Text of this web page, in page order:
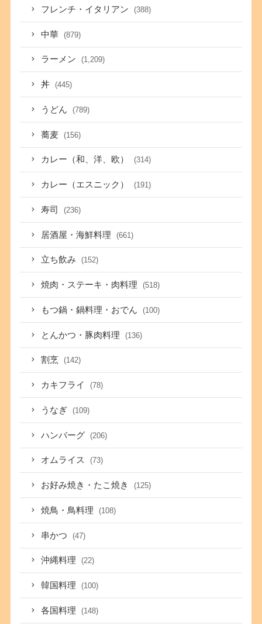
フレンチ・イタリアン (388)
中華 (879)
ラーメン (1,209)
丼 (445)
うどん (789)
蕎麦 (156)
カレー（和、洋、欧） (314)
カレー（エスニック） (191)
寿司 (236)
居酒屋・海鮮料理 (661)
立ち飲み (152)
焼肉・ステーキ・肉料理 (518)
もつ鍋・鍋料理・おでん (100)
とんかつ・豚肉料理 (136)
割烹 (142)
カキフライ (78)
うなぎ (109)
ハンバーグ (206)
オムライス (73)
お好み焼き・たこ焼き (125)
焼鳥・鳥料理 (108)
串かつ (47)
沖縄料理 (22)
韓国料理 (100)
各国料理 (148)